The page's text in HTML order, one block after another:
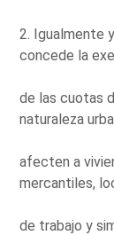
2. Igualmente
concede la
de las cuotas
naturaleza
afecten a
mercantiles,
de trabajo y